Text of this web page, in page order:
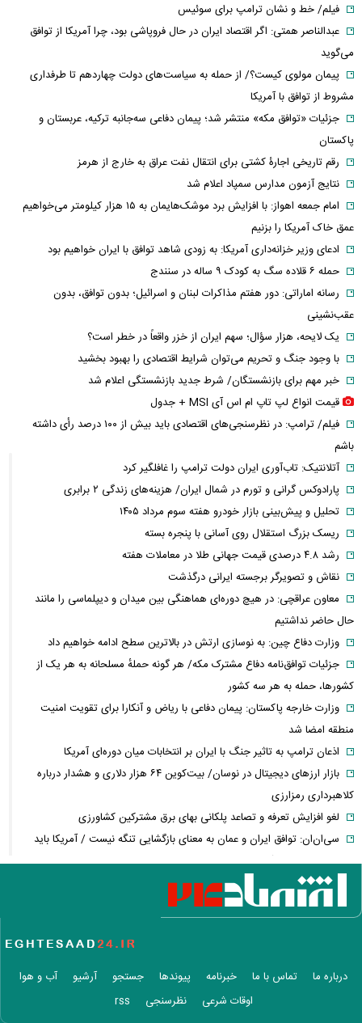
فیلم/ خط و نشان ترامپ برای سوئیس
عبدالناصر همتی: اگر اقتصاد ایران در حال فروپاشی بود، چرا آمریکا از توافق
می‌گوید
پیمان مولوی کیست؟/ از حمله به سیاست‌های دولت چهاردهم تا طرفداری
مشروط از توافق با آمریکا
جزئیات «توافق مکه» منتشر شد؛ پیمان دفاعی سه‌جانبه ترکیه، عربستان و
پاکستان
رقم تاریخی اجارۀ کشتی برای انتقال نفت عراق به خارج از هرمز
نتایج آزمون مدارس سمپاد اعلام شد
امام‌ جمعه اهواز: با افزایش برد موشک‌هایمان به ۱۵ هزار کیلومتر می‌خواهیم
عمق خاک آمریکا را بزنیم
ادعای وزیر خزانه‌داری آمریکا: به زودی شاهد توافق با ایران خواهیم بود
حمله ۶ قلاده سگ به کودک ۹ ساله در سنندج
رسانه اماراتی: دور هفتم مذاکرات لبنان و اسرائیل؛ بدون توافق، بدون
عقب‌نشینی
یک لایحه، هزار سؤال؛ سهم ایران از خزر واقعاً در خطر است؟
با وجود جنگ و تحریم می‌توان شرایط اقتصادی را بهبود بخشید
خبر مهم برای بازنشستگان/ شرط جدید بازنشستگی اعلام شد
قیمت انواع لپ تاپ ام اس آی MSI + جدول
فیلم/ ترامپ: در نظرسنجی‌های اقتصادی باید بیش از ۱۰۰ درصد رأی داشته
باشم
آتلانتیک: تاب‌آوری ایران دولت ترامپ را غافلگیر کرد
پارادوکس گرانی و تورم در شمال ایران/ هزینه‌های زندگی ۲ برابری
تحلیل و پیش‌بینی بازار خودرو هفته سوم مرداد ۱۴۰۵
ریسک بزرگ استقلال روی آسانی با پنجره بسته
رشد ۴.۸ درصدی قیمت جهانی طلا در معاملات هفته
نقاش و تصویرگر برجسته ایرانی درگذشت
معاون عراقچی: در هیچ دوره‌ای هماهنگی بین میدان و دیپلماسی را مانند
حال حاضر نداشتیم
وزارت دفاع چین: به نوسازی ارتش در بالاترین سطح ادامه خواهیم داد
جزئیات توافق‌نامه دفاع مشترک مکه/ هر گونه حملهٔ مسلحانه به هر یک از
کشورها، حمله به هر سه کشور
وزارت خارجه پاکستان: پیمان دفاعی با ریاض و آنکارا برای تقویت امنیت
منطقه امضا شد
اذعان ترامپ به تاثیر جنگ با ایران بر انتخابات میان دوره‌ای آمریکا
بازار ارزهای دیجیتال در نوسان/ بیت‌کوین ۶۴ هزار دلاری و هشدار درباره
کلاهبرداری رمزارزی
لغو افزایش تعرفه و تصاعد پلکانی بهای برق مشترکین کشاورزی
سی‌ان‌ان: توافق ایران و عمان به معنای بازگشایی تنگه نیست / آمریکا باید
شروط بیشتری را برآورده کند
فعال‌سازی کیف پول ایران با یک کد دستوری/ انتقال وجه با شماره تلفن
همراه
فوری/ جزئیات جدید از مذاکرات تنگه هرمز/ انطباق با حقوق بین‌الملل و
ممنوعیت عبور ناوهای آمریکا
درباره ما تماس با ما خبرنامه پیوندها جستجو آرشیو
آب و هوا
اوقات شرعی
نظرسنجی rss